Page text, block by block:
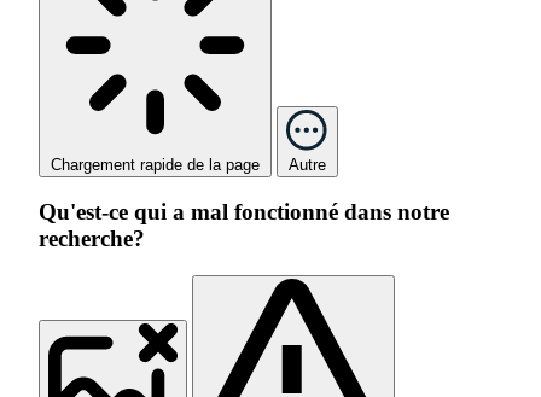
Chargement rapide de la page Autre
Qu'est-ce qui a mal fonctionné dans notre
recherche?